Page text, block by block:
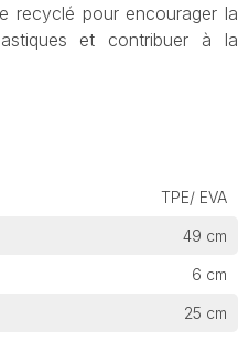
recyclé pour encourager la
et contribuer à la
TPE/ EVA
49 cm
6 cm
25 cm